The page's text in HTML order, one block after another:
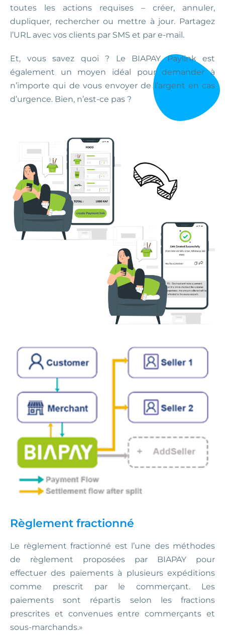
toutes les actions requises – créer, annuler,
dupliquer, rechercher ou mettre à jour. Partagez
l’URL avec vos clients par SMS et par e-mail.
Et, vous savez quoi ? Le BIAPAY Paylink est
également un moyen idéal pour demander à
n’importe qui de vous envoyer de l’argent en cas
d’urgence. Bien, n’est-ce pas ?
Règlement fractionné
Le règlement fractionné est l’une des méthodes
de règlement proposées par BIAPAY pour
effectuer des paiements à plusieurs expéditions
comme prescrit par le commerçant. Les
paiements sont répartis selon les fractions
prescrites et convenues entre commerçants et
sous-marchands.»